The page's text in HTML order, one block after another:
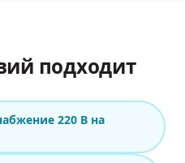
подходит
220 В на